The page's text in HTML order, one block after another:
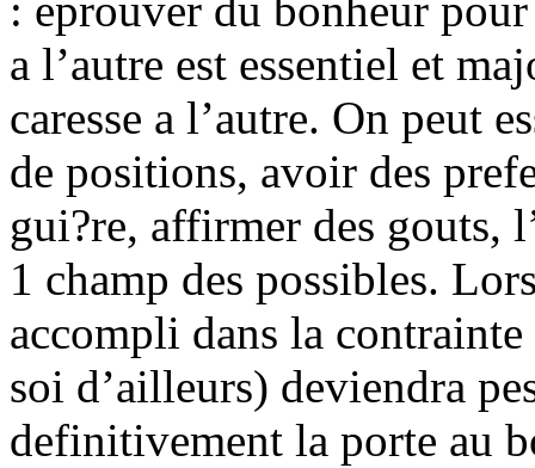
: eprouver du bonheur pour
a l’autre est essentiel et
caresse a l’autre. On peut
de positions, avoir des
gui?re, affirmer des gouts,
1 champ des possibles.
accompli dans la
soi d’ailleurs) deviendra
definitivement la porte au